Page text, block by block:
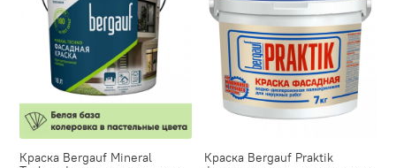
Краска Bergauf Mineral
Краска Bergauf Praktik